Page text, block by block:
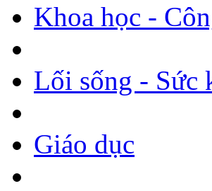
Khoa học -
Lối sống - Sức
Giáo dục